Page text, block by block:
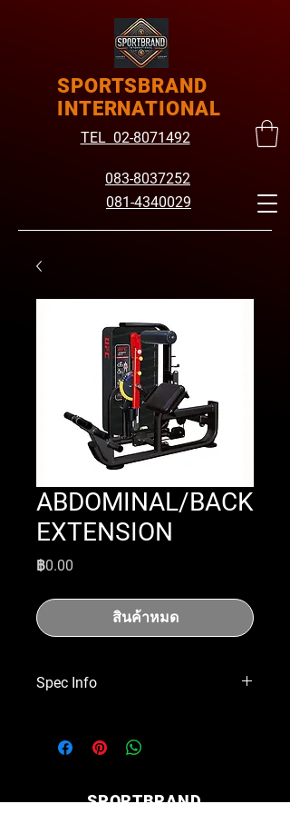
SPORTSBRAND
INTERNATIONAL
TEL 02-8071492
083-8037252
081-4340029
ABDOMINAL/BACK
EXTENSION
฿0.00
สินค้าหมด
Spec Info
SPORTBRAND